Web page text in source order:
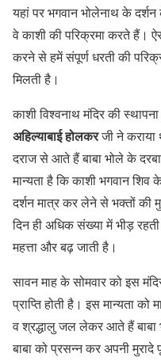
यहां पर भगवान भोलेनाथ के
वे काशी की परिक्रमा करते हैं।
करने से हमें संपूर्ण धरती की
मिलती है।
काशी विश्वनाथ मंदिर की
अहिल्याबाई होलकरजी ने कराया
दराज से आते हैं बाबा भोले के
मान्यता है कि काशी भगवान शिव
दर्शन मात्र कर लेने से भक्तों की
दिन ही अधिक संख्या में भीड़
महत्ता और बढ़ जाती है।
सावन माह के सोमवार को इस
प्राप्ति होती है। इस मान्यता
व श्रद्धालु जल लेकर आते हैं बाबा
बाबा को प्रसन्न कर अपनी मुरादे